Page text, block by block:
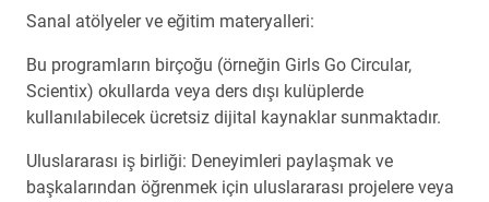
Sanal atölyeler ve eğitim materyalleri:
Bu programların birçoğu (örneğin Girls Go Circular,
Scientix) okullarda veya ders dışı kulüplerde
kullanılabilecek ücretsiz dijital kaynaklar sunmaktadır.
Uluslararası iş birliği: Deneyimleri paylaşmak ve
başkalarından öğrenmek için uluslararası projelere veya